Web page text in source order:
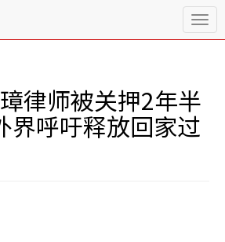
T
o
e
a
律师被关押2年半
界呼吁释放回家过